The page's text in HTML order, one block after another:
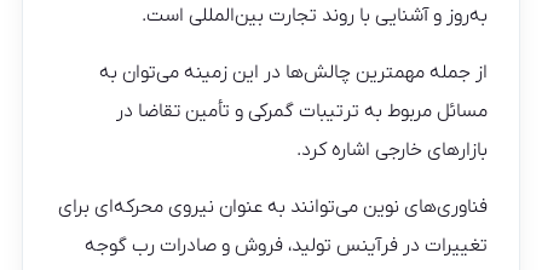
به‌روز و آشنایی با روند تجارت بین‌المللی است.
از جمله مهمترین چالش‌ها در این زمینه می‌توان به
مسائل مربوط به ترتیبات گمرکی و تأمین تقاضا در
بازارهای خارجی اشاره کرد.
فناوری‌های نوین می‌توانند به عنوان نیروی محرکه‌ای برای
تغییرات در فرآینس تولید، فروش و صادرات رب گوجه